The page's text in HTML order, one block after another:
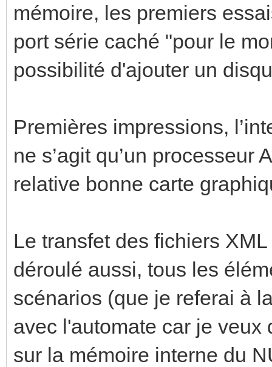
mémoire, les premiers
port série caché "pour le
possibilité d'ajouter un
Premières impressions,
ne s’agit qu’un processeur
relative bonne carte
Le transfet des fichiers
déroulé aussi, tous les
scénarios (que je referai à
avec l'automate car je
sur la mémoire interne du